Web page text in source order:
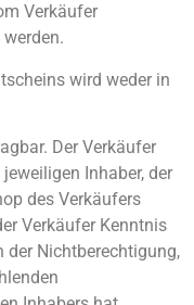
Verkäufer
wird weder in
Der Verkäufer
Inhaber, der
des Verkäufers
Verkäufer Kenntnis
der Nichtberechtigung,